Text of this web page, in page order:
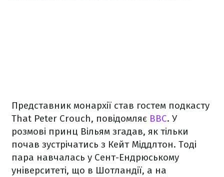
Представник монархії став гостем подкасту
That Peter Crouch, повідомляє BBC. У
розмові принц Вільям згадав, як тільки
почав зустрічатись з Кейт Міддлтон. Тоді
пара навчалась у Сент-Ендрюському
університеті, що в Шотландії, а на